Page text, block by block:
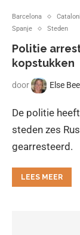
Barcelona
Spanje
Steden
Politie
kopstukken
door Else
De politie
steden zes
gearresteerd.
LEES MEER